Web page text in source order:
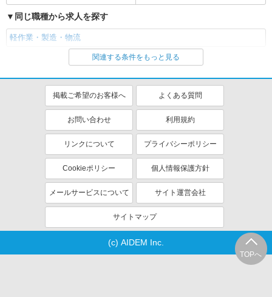
TOPへ
同じ職種から求人を探す
軽作業・製造・物流
同じ特徴から求人を探す
未経験歓迎
車通勤OK
社会保険あり
関連する条件をもっと見る
掲載ご希望のお客様へ よくある質問
お問い合わせ 利用規約
リンクについて プライバシーポリシー
Cookieポリシー 個人情報保護方針
メールサービスについて サイト運営会社
サイトマップ
(c) AIDEM Inc.